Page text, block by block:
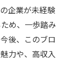
企業が未経験
め、一歩踏み
後、このブロ
力や、高収入